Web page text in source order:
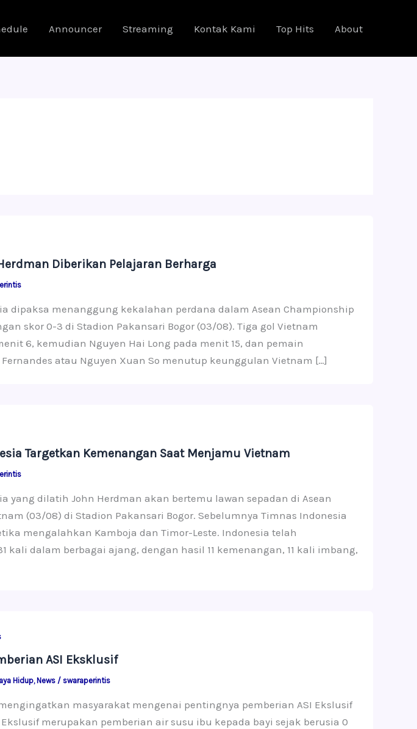
Announcer Streaming Kontak Kami Top Hits About
Diberikan Pelajaran Berharga
dipaksa menanggung kekalahan perdana dalam Asean Championship
skor 0-3 di Stadion Pakansari Bogor (03/08). Tiga gol Vietnam
6, kemudian Nguyen Hai Long pada menit 15, dan pemain
atau Nguyen Xuan So menutup keunggulan Vietnam […]
Targetkan Kemenangan Saat Menjamu Vietnam
yang dilatih John Herdman akan bertemu lawan sepadan di Asean
(03/08) di Stadion Pakansari Bogor. Sebelumnya Timnas Indonesia
mengalahkan Kamboja dan Timor-Leste. Indonesia telah
kali dalam berbagai ajang, dengan hasil 11 kemenangan, 11 kali imbang,
ASI Eksklusif
Hidup, News/ swaraperintis
mengingatkan masyarakat mengenai pentingnya pemberian ASI Ekslusif
merupakan pemberian air susu ibu kepada bayi sejak berusia 0